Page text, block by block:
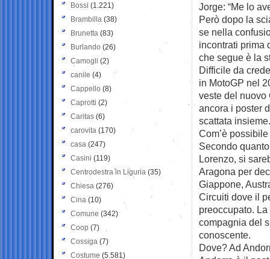
Jorge: “Me lo
Però dopo la
se nella
incontrati prima
che segue è la
Difficile da
in MotoGP nel
veste del nuovo
ancora i poster
scattata insieme.
Com’è
Secondo
Lorenzo, si
Aragona per
Giappone,
Circuiti dove il
preoccupato.
compagnia del
conoscente.
Dove? Ad
Bossi (1.221)
Brambilla (38)
Brunetta (83)
Burlando (26)
Camogli (2)
canile (4)
Cappello (8)
Caprotti (2)
Caritas (6)
carovita (170)
casa (247)
Casini (119)
Centrodestra in Liguria (35)
Chiesa (276)
Cina (10)
Comune (342)
Coop (7)
Cossiga (7)
Costume (5.581)